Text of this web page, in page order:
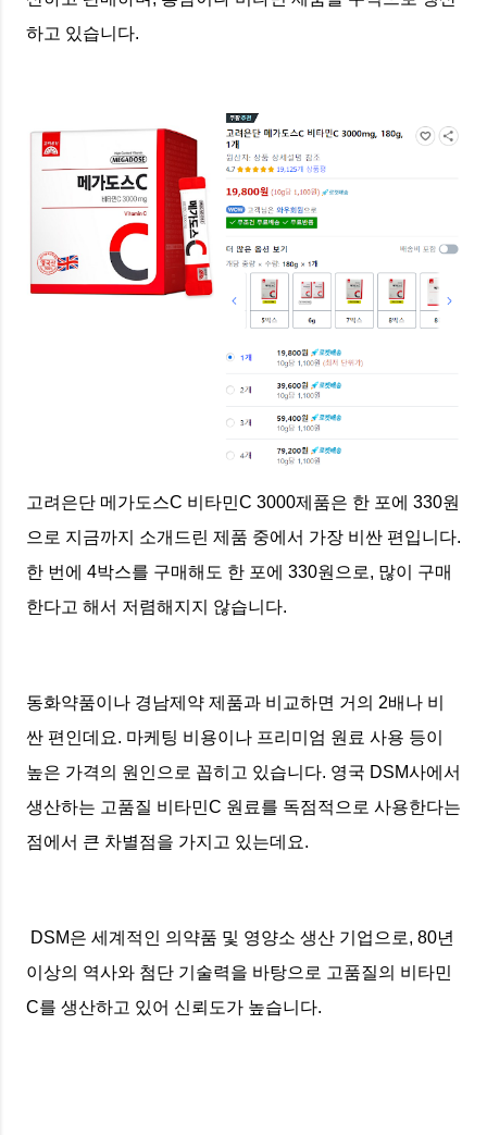
하고 있습니다.
고려은단 메가도스C 비타민C 3000제품은 한 포에 330원
으로 지금까지 소개드린 제품 중에서 가장 비싼 편입니다.
한 번에 4박스를 구매해도 한 포에 330원으로, 많이 구매
한다고 해서 저렴해지지 않습니다.
동화약품이나 경남제약 제품과 비교하면 거의 2배나 비
싼 편인데요. 마케팅 비용이나 프리미엄 원료 사용 등이
높은 가격의 원인으로 꼽히고 있습니다. 영국 DSM사에서
생산하는 고품질 비타민C 원료를 독점적으로 사용한다는
점에서 큰 차별점을 가지고 있는데요.
DSM은 세계적인 의약품 및 영양소 생산 기업으로, 80년
이상의 역사와 첨단 기술력을 바탕으로 고품질의 비타민
C를 생산하고 있어 신뢰도가 높습니다.